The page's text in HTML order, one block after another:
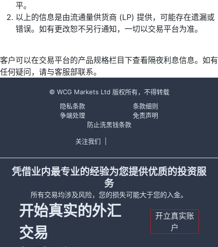
平。
以上的信息是由流通量供货商 (LP) 提供，可能存在遗漏或
错误。如有更改恕不另行通知，一切以交易平台为准。
客户可以在交易平台的产品规格栏目下查看隔夜利息信息。如有
任何疑问，请与客服部联系。
© WCG Markets Ltd 版权所有，不得转载
隐私条款
条款细则
争端处理
免责声明
防止洗黑钱条款
关注我们
凭借业内最专业的经验为您提供优质的投资服
务
所有交易均涉及风险，您的损失可能大于您的入金。
开始真实的外汇
交易
开立真实账
户